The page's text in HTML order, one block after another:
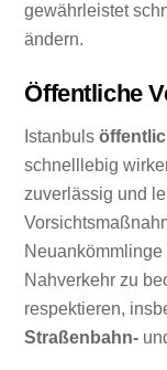
gewährleistet
ändern.
Öffentliche
Istanbuls
schnelllebig
zuverlässig und
Nahverkehr zu
respektieren,
Straßenbahn-